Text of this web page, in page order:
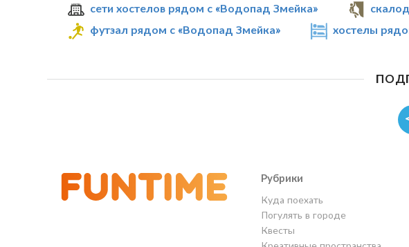
сети хостелов рядом с «Водопад Змейка»
футзал рядом с «Водопад Змейка»
хостелы
Рубрики
Куда поехать
Погулять в городе
Квесты